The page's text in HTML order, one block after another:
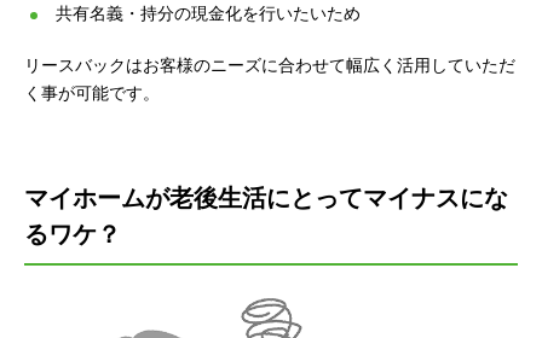
共有名義・持分の現金化を行いたいため
リースバックはお客様のニーズに合わせて幅広く活用していただ
く事が可能です。
マイホームが老後生活にとってマイナスにな
るワケ？